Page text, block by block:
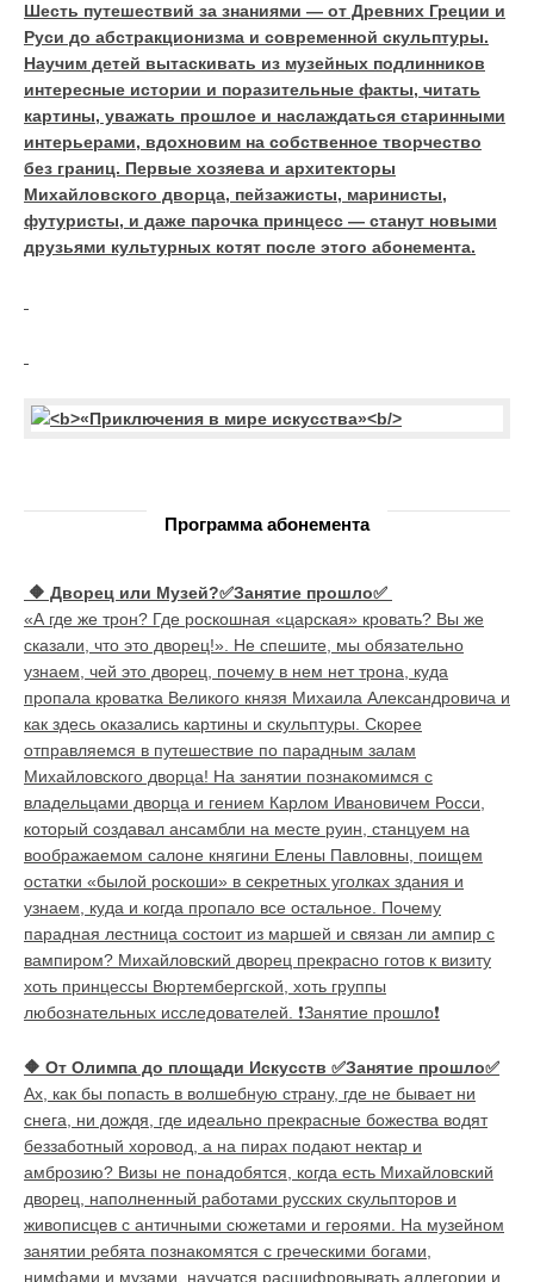
Шесть путешествий за знаниями — от Древних Греции и
Руси до абстракционизма и современной скульптуры.
Научим детей вытаскивать из музейных подлинников
интересные истории и поразительные факты, читать
картины, уважать прошлое и наслаждаться старинными
интерьерами, вдохновим на собственное творчество
без границ. Первые хозяева и архитекторы
Михайловского дворца, пейзажисты, маринисты,
футуристы, и даже парочка принцесс — станут новыми
друзьями культурных котят после этого абонемента.
Программа абонемента
🔶 Дворец или Музей?✅Занятие прошло✅
«А где же трон? Где роскошная «царская» кровать? Вы же
сказали, что это дворец!». Не спешите, мы обязательно
узнаем, чей это дворец, почему в нем нет трона, куда
пропала кроватка Великого князя Михаила Александровича и
как здесь оказались картины и скульптуры. Скорее
отправляемся в путешествие по парадным залам
Михайловского дворца! На занятии познакомимся с
владельцами дворца и гением Карлом Ивановичем Росси,
который создавал ансамбли на месте руин, станцуем на
воображаемом салоне княгини Елены Павловны, поищем
остатки «былой роскоши» в секретных уголках здания и
узнаем, куда и когда пропало все остальное. Почему
парадная лестница состоит из маршей и связан ли ампир с
вампиром? Михайловский дворец прекрасно готов к визиту
хоть принцессы Вюртембергской, хоть группы
любознательных исследователей. ❗Занятие прошло❗
🔶 От Олимпа до площади Искусств ✅Занятие прошло✅
Ах, как бы попасть в волшебную страну, где не бывает ни
снега, ни дождя, где идеально прекрасные божества водят
беззаботный хоровод, а на пирах подают нектар и
амброзию? Визы не понадобятся, когда есть Михайловский
дворец, наполненный работами русских скульпторов и
живописцев с античными сюжетами и героями. На музейном
занятии ребята познакомятся с греческими богами,
нимфами и музами, научатся расшифровывать аллегории и